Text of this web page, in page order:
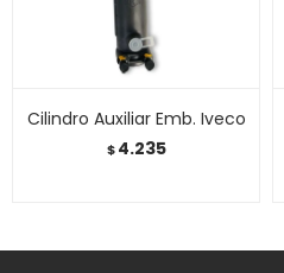
Cilindro Auxiliar Emb. Iveco
$ 4.235